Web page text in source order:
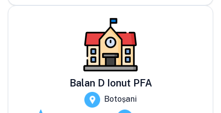
Balan D Ionut PFA
Botoșani